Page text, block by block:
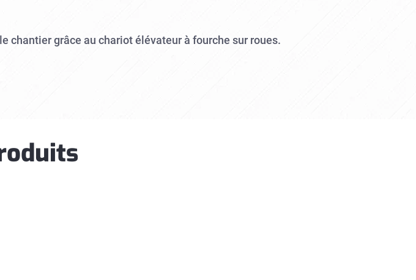
chantier grâce au chariot élévateur à fourche sur roues.